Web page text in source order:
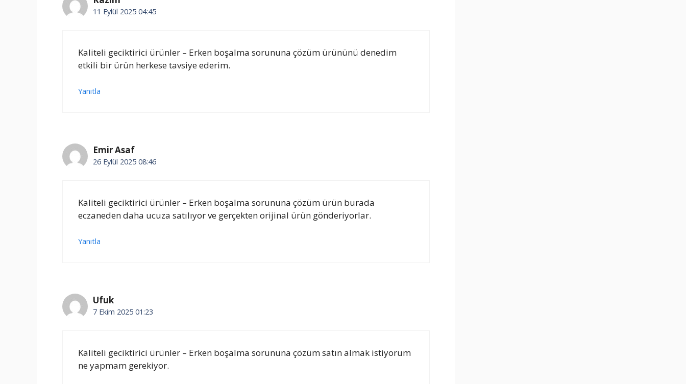
11 Eylül 2025 04:45
Kaliteli geciktirici ürünler – Erken boşalma sorununa çözüm ürününü denedim
etkili bir ürün herkese tavsiye ederim.
Yanıtla
Emir Asaf
26 Eylül 2025 08:46
Kaliteli geciktirici ürünler – Erken boşalma sorununa çözüm ürün burada
eczaneden daha ucuza satılıyor ve gerçekten orijinal ürün gönderiyorlar.
Yanıtla
Ufuk
7 Ekim 2025 01:23
Kaliteli geciktirici ürünler – Erken boşalma sorununa çözüm satın almak istiyorum
ne yapmam gerekiyor.